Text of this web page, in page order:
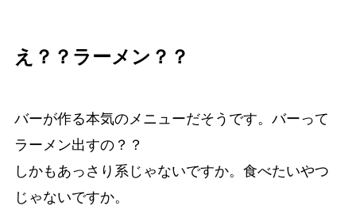
え？？ラーメン？？
バーが作る本気のメニューだそうです。バーって
ラーメン出すの？？
しかもあっさり系じゃないですか。食べたいやつ
じゃないですか。